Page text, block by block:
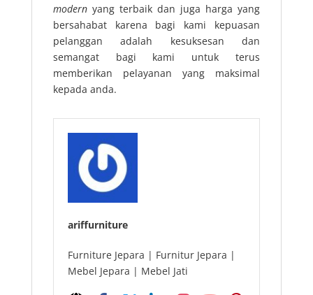
modernyang terbaik dan juga harga yang
bersahabat karena bagi kami kepuasan
pelanggan adalah kesuksesan dan
semangat bagi kami untuk terus
memberikan pelayanan yang maksimal
kepada anda.
ariffurniture
Furniture Jepara | Furnitur Jepara |
Mebel Jepara | Mebel Jati